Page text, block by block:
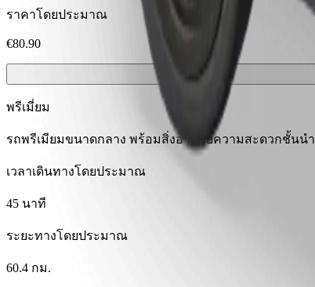
ราคาโดยประมาณ
€80.90
พรีเมี่ยม
รถพรีเมียมขนาดกลาง พร้อมสิ่งอำนวยความสะดวกชั้นนำ
เวลาเดินทางโดยประมาณ
45 นาที
ระยะทางโดยประมาณ
60.4 กม.